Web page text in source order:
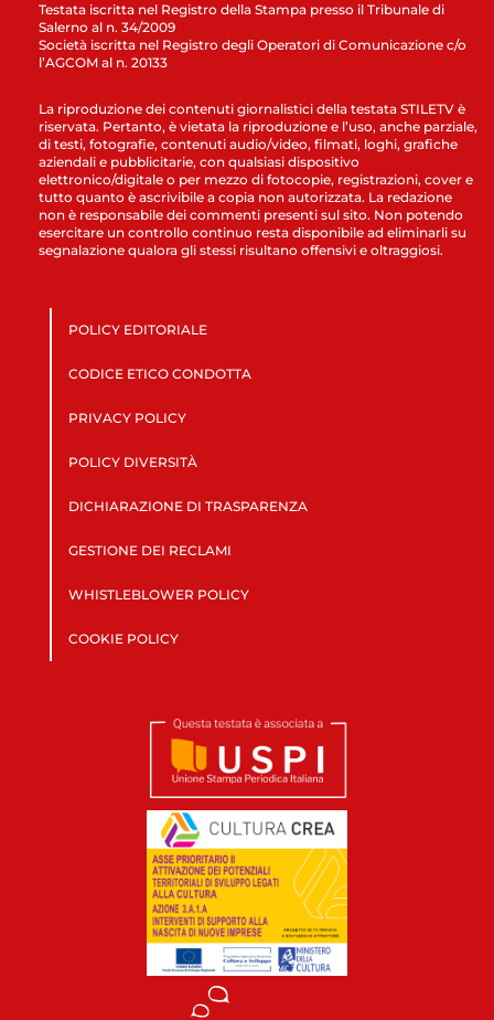
Testata iscritta nel Registro della Stampa presso il Tribunale di
Salerno al n. 34/2009
Società iscritta nel Registro degli Operatori di Comunicazione c/o
l’AGCOM al n. 20133
La riproduzione dei contenuti giornalistici della testata STILETV è
riservata. Pertanto, è vietata la riproduzione e l’uso, anche parziale,
di testi, fotografie, contenuti audio/video, filmati, loghi, grafiche
aziendali e pubblicitarie, con qualsiasi dispositivo
elettronico/digitale o per mezzo di fotocopie, registrazioni, cover e
tutto quanto è ascrivibile a copia non autorizzata. La redazione
non è responsabile dei commenti presenti sul sito. Non potendo
esercitare un controllo continuo resta disponibile ad eliminarli su
segnalazione qualora gli stessi risultano offensivi e oltraggiosi.
POLICY EDITORIALE
CODICE ETICO CONDOTTA
PRIVACY POLICY
POLICY DIVERSITÀ
DICHIARAZIONE DI TRASPARENZA
GESTIONE DEI RECLAMI
WHISTLEBLOWER POLICY
COOKIE POLICY